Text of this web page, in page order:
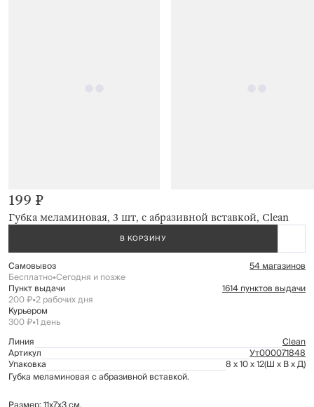
Губка меламиновая, 3 шт, с абразивной вставкой, Clean
199 ₽
В КОРЗИНУ
Самовывоз 54 магазинов
Бесплатно•Сегодня и позже
Пункт выдачи 1614 пунктов выдачи
200 ₽•2 рабочих дня
Курьером
300 ₽•1 день
Линия
Clean
Артикул Ут000071848
Упаковка 8 x 10 x 12(Ш x В x Д)
Губка меламиновая с абразивной вставкой.